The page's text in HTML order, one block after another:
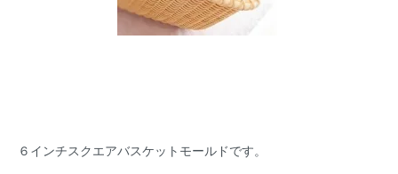
６インチスクエアバスケットモールドです。